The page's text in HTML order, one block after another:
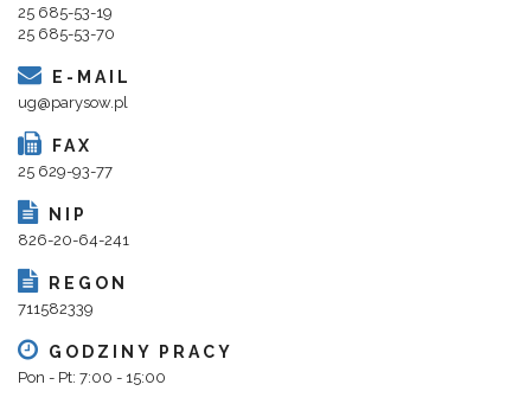
25 685-53-19
25 685-53-70
E-MAIL
ug@parysow.pl
FAX
25 629-93-77
NIP
826-20-64-241
REGON
711582339
GODZINY PRACY
Pon - Pt: 7:00 - 15:00